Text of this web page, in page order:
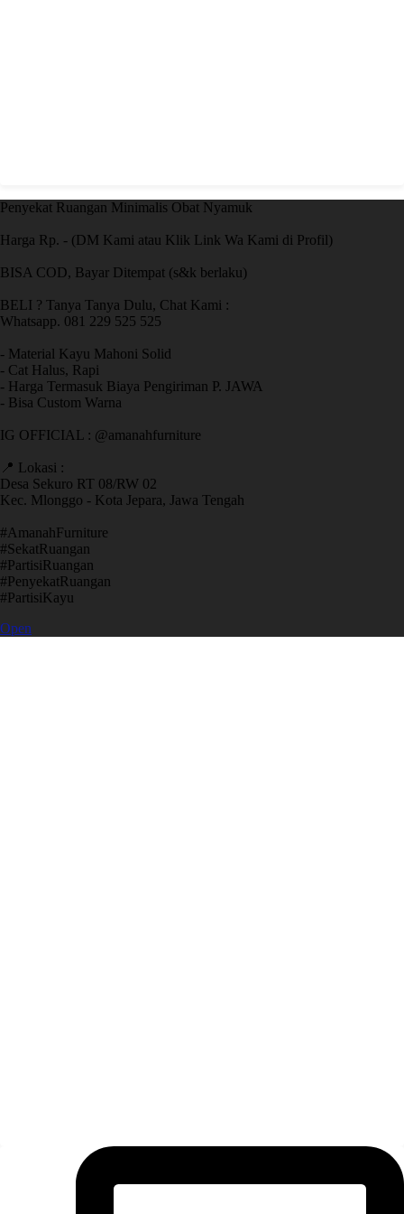
Penyekat Ruangan Minimalis Obat Nyamuk
Harga Rp. - (DM Kami atau Klik Link Wa Kami di Profil)
BISA COD, Bayar Ditempat (s&k berlaku)
BELI ? Tanya Tanya Dulu, Chat Kami :
Whatsapp. 081 229 525 525
- Material Kayu Mahoni Solid
- Cat Halus, Rapi
- Harga Termasuk Biaya Pengiriman P. JAWA
- Bisa Custom Warna
IG OFFICIAL : @amanahfurniture
📍 Lokasi :
Desa Sekuro RT 08/RW 02
Kec. Mlonggo - Kota Jepara, Jawa Tengah
​#AmanahFurniture
​#SekatRuangan
​#PartisiRuangan
​#PenyekatRuangan
​#PartisiKayu
Open